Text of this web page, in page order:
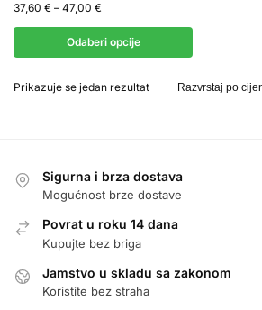
37,60 € – 47,00 €
Odaberi opcije
Prikazuje se jedan rezultat
Sigurna i brza dostava
Mogućnost brze dostave
Povrat u roku 14 dana
Kupujte bez briga
Jamstvo u skladu sa zakonom
Koristite bez straha